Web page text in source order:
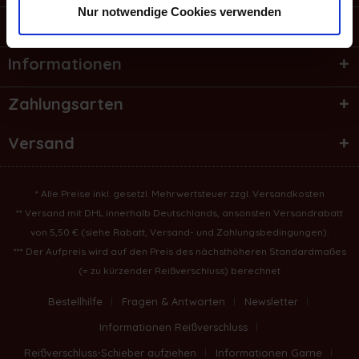
Nur notwendige Cookies verwenden
Informationen
Zahlungsarten
Versand
* Alle Preise inkl. gesetzl. Mehrwertsteuer zzgl. Versandkosten
** Versand mit DHL innerhalb Deutschlands, ansonsten Versandrabatt
von 5,50 € (siehe Rabatt, Versand- und Zahlungsbedingungen).
*** Der Aufpreis wird auf den Preis des nächsthöheren Standardmaßes
(= zu kürzender Reißverschluss) berechnet
Bestellhilfe Fragen & Antworten
Newsletter
Informationen Reißverschluss
Reißverschluss-Schieber aufziehen
Informationen Garne